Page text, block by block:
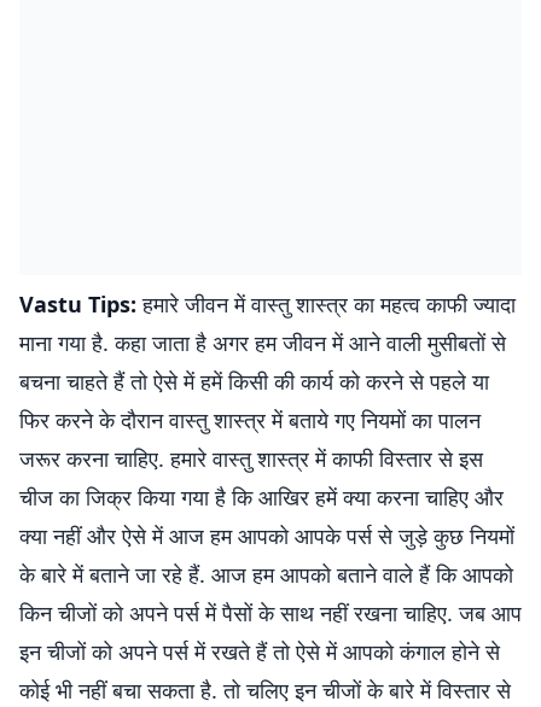
Vastu Tips: हमारे जीवन में वास्तु शास्त्र का महत्व काफी ज्यादा
माना गया है. कहा जाता है अगर हम जीवन में आने वाली मुसीबतों से
बचना चाहते हैं तो ऐसे में हमें किसी की कार्य को करने से पहले या
फिर करने के दौरान वास्तु शास्त्र में बताये गए नियमों का पालन
जरूर करना चाहिए. हमारे वास्तु शास्त्र में काफी विस्तार से इस
चीज का जिक्र किया गया है कि आखिर हमें क्या करना चाहिए और
क्या नहीं और ऐसे में आज हम आपको आपके पर्स से जुड़े कुछ नियमों
के बारे में बताने जा रहे हैं. आज हम आपको बताने वाले हैं कि आपको
किन चीजों को अपने पर्स में पैसों के साथ नहीं रखना चाहिए. जब आप
इन चीजों को अपने पर्स में रखते हैं तो ऐसे में आपको कंगाल होने से
कोई भी नहीं बचा सकता है. तो चलिए इन चीजों के बारे में विस्तार से